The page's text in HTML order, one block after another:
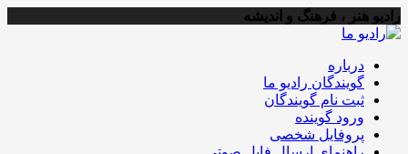
رادیو هنر ، فرهنگ و اندیشه
درباره
گویندگان رادیو ما
ثبت نام گویندگان
ورود گوینده
پروفایل شخصی